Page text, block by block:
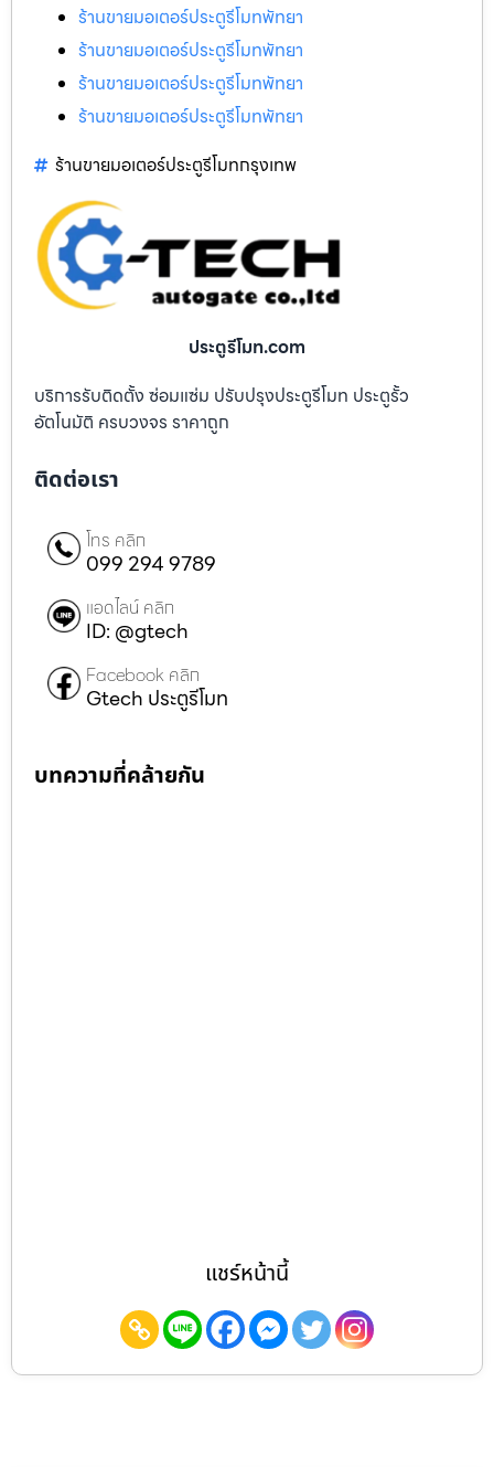
ร้านขายมอเตอร์ประตูรีโมทพัทยา
ร้านขายมอเตอร์ประตูรีโมทพัทยา
ร้านขายมอเตอร์ประตูรีโมทพัทยา
ร้านขายมอเตอร์ประตูรีโมทพัทยา
ร้านขายมอเตอร์ประตูรีโมทกรุงเทพ
ประตูรีโมท.com
บริการรับติดตั้ง ซ่อมแซ่ม ปรับปรุงประตูรีโมท ประตูรั้ว
อัตโนมัติ ครบวงจร ราคาถูก
ติดต่อเรา
โทร คลิก
099 294 9789
แอดไลน์ คลิก
ID: @gtech
Facebook คลิก
Gtech ประตูรีโมท
บทความที่คล้ายกัน
แชร์หน้านี้